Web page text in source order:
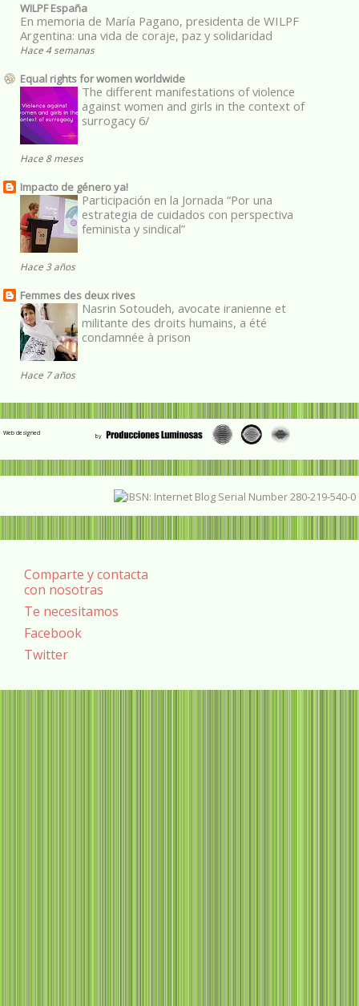
WILPF España
En memoria de María Pagano, presidenta de WILPF
Argentina: una vida de coraje, paz y solidaridad
Hace 4 semanas
Equal rights for women worldwide
The different manifestations of violence
against women and girls in the context of
surrogacy 6/
Hace 8 meses
Impacto de género ya!
Participación en la Jornada “Por una
estrategia de cuidados con perspectiva
feminista y sindical”
Hace 3 años
Femmes des deux rives
Nasrin Sotoudeh, avocate iranienne et
militante des droits humains, a été
condamnée à prison
Hace 7 años
Web designed
Comparte y contacta
con nosotras
Te necesitamos
Facebook
Twitter